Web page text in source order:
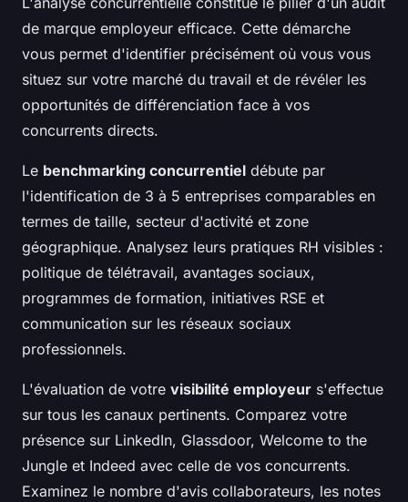
de marque employeur efficace. Cette démarche
vous permet d'identifier précisément où vous vous
situez sur votre marché du travail et de révéler les
opportunités de différenciation face à vos
concurrents directs.
Le benchmarking concurrentiel débute par
l'identification de 3 à 5 entreprises comparables en
termes de taille, secteur d'activité et zone
géographique. Analysez leurs pratiques RH visibles :
politique de télétravail, avantages sociaux,
programmes de formation, initiatives RSE et
communication sur les réseaux sociaux
professionnels.
L'évaluation de votre visibilité employeur s'effectue
sur tous les canaux pertinents. Comparez votre
présence sur LinkedIn, Glassdoor, Welcome to the
Jungle et Indeed avec celle de vos concurrents.
Examinez le nombre d'avis collaborateurs, les notes